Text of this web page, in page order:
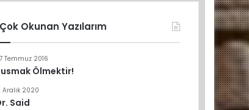
Okunan Yazılarım
Temmuz 2016
Ölmektir!
Aralık 2020
Said